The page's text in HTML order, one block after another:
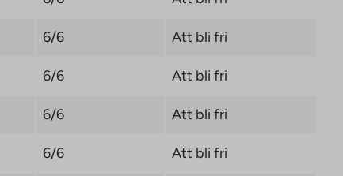
6/6 Att bli fri
6/6 Att bli fri
6/6 Att bli fri
6/6 Att bli fri